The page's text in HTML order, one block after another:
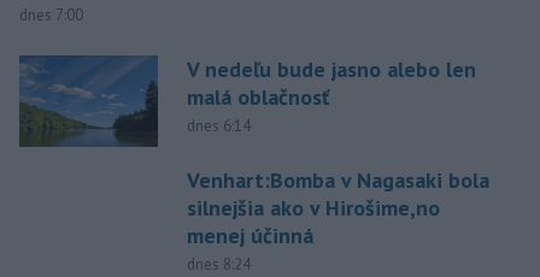
dnes 7:00
V nedeľu bude jasno alebo len
malá oblačnosť
dnes 6:14
Venhart:Bomba v Nagasaki bola
silnejšia ako v Hirošime,no
menej účinná
dnes 8:24